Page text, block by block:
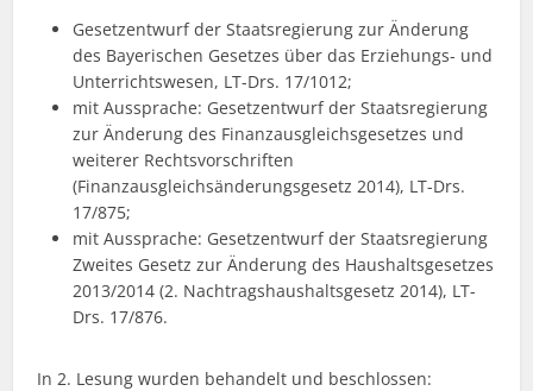
Gesetzentwurf der Staatsregierung zur Änderung
des Bayerischen Gesetzes über das Erziehungs- und
Unterrichtswesen, LT-Drs. 17/1012;
mit Aussprache: Gesetzentwurf der Staatsregierung
zur Änderung des Finanzausgleichsgesetzes und
weiterer Rechtsvorschriften
(Finanzausgleichsänderungsgesetz 2014), LT-Drs.
17/875;
mit Aussprache: Gesetzentwurf der Staatsregierung
Zweites Gesetz zur Änderung des Haushaltsgesetzes
2013/2014 (2. Nachtragshaushaltsgesetz 2014), LT-
Drs. 17/876.
In 2. Lesung wurden behandelt und beschlossen: